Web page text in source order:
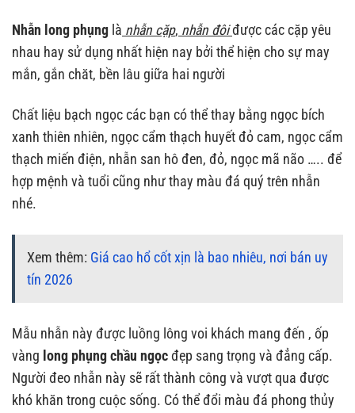
Nhẫn long phụng là nhẫn cặp, nhẫn đôi được các cặp yêu
nhau hay sử dụng nhất hiện nay bởi thể hiện cho sự may
mắn, gắn chăt, bền lâu giữa hai người
Chất liệu bạch ngọc các bạn có thể thay bằng ngọc bích
xanh thiên nhiên, ngọc cẩm thạch huyết đỏ cam, ngọc cẩm
thạch miến điện, nhẫn san hô đen, đỏ, ngọc mã não ….. để
hợp mệnh và tuổi cũng như thay màu đá quý trên nhẫn
nhé.
Xem thêm: Giá cao hổ cốt xịn là bao nhiêu, nơi bán uy
tín 2026
Mẫu nhẫn này được luồng lông voi khách mang đến , ốp
vàng long phụng chầu ngọc đẹp sang trọng và đẳng cấp.
Người đeo nhẫn này sẽ rất thành công và vượt qua được
khó khăn trong cuộc sống. Có thể đổi màu đá phong thủy